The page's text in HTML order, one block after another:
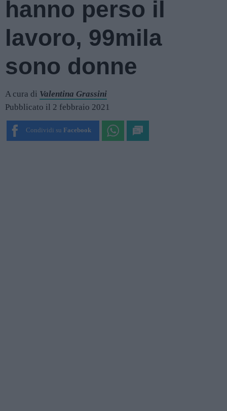
hanno perso il
lavoro, 99mila
sono donne
A cura di Valentina Grassini
Pubblicato il 2 febbraio 2021
Condividi su Facebook